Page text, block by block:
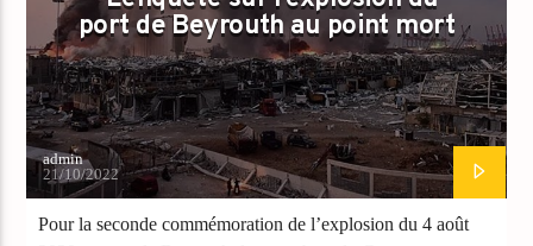
port de Beyrouth au point mort
admin
21/10/2022
Pour la seconde commémoration de l’explosion du 4 août